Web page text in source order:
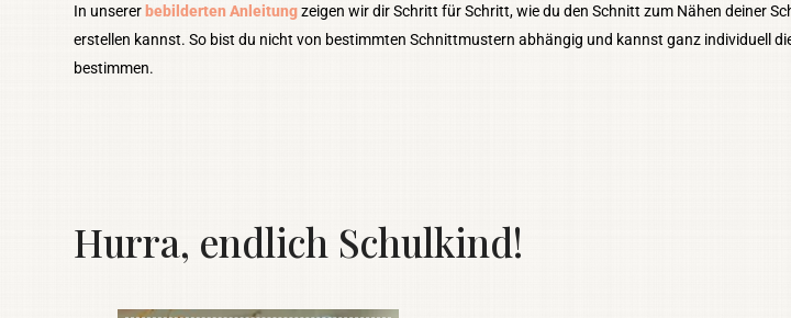
In unserer bebilderten Anleitungzeigen wir dir Schritt für Schritt, wie du den Schnitt zum Nähen deiner
erstellen kannst. So bist du nicht von bestimmten Schnittmustern abhängig und kannst ganz individuell
bestimmen.
Hurra, endlich Schulkind!